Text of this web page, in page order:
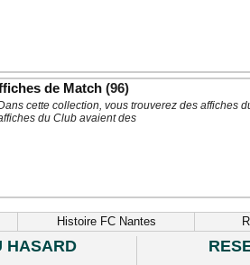
de Match (96)
cette collection, vous trouverez des affiches
du Club avaient des
Histoire FC Nantes
HASARD